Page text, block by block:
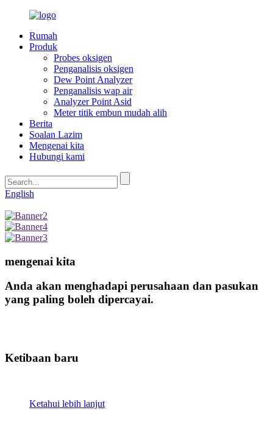
Rumah
Produk
Probes oksigen
Penganalisis oksigen
Dew Point Analyzer
Penganalisis wap air
Analyzer Point Asid
Meter titik embun mudah alih
Berita
Soalan Lazim
Mengenai kita
Hubungi kami
English
mengenai kita
Anda akan menghadapi perusahaan dan pasukan
yang paling boleh dipercayai.
Ketibaan baru
Ketahui lebih lanjut